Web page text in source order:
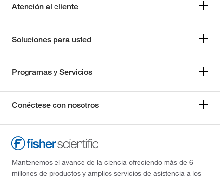
Atención al cliente
Soluciones para usted
Programas y Servicios
Conéctese con nosotros
Mantenemos el avance de la ciencia ofreciendo más de 6
millones de productos y amplios servicios de asistencia a los